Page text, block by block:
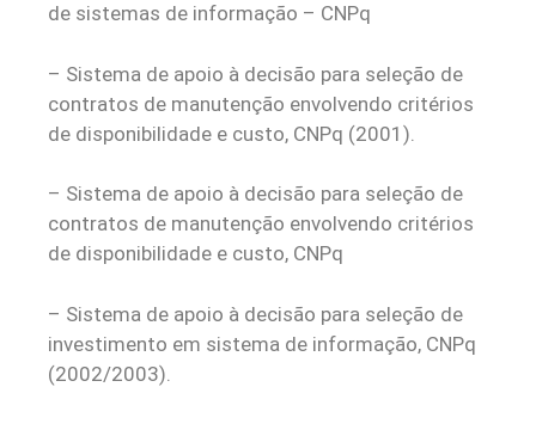
de sistemas de informação – CNPq
– Sistema de apoio à decisão para seleção de
contratos de manutenção envolvendo critérios
de disponibilidade e custo, CNPq (2001).
– Sistema de apoio à decisão para seleção de
contratos de manutenção envolvendo critérios
de disponibilidade e custo, CNPq
– Sistema de apoio à decisão para seleção de
investimento em sistema de informação, CNPq
(2002/2003).